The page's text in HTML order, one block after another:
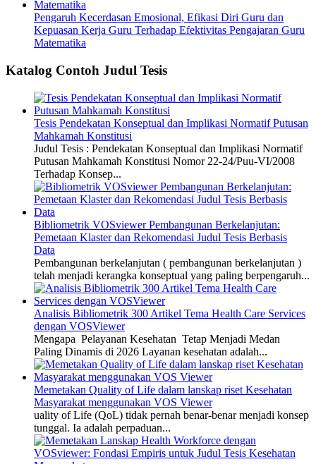
Pengaruh Kecerdasan Emosional, Efikasi Diri Guru dan
Kepuasan Kerja Guru Terhadap Efektivitas Pengajaran Guru
Matematika
Katalog Contoh Judul Tesis
Tesis Pendekatan Konseptual dan Implikasi Normatif Putusan
Mahkamah Konstitusi
Judul Tesis : Pendekatan Konseptual dan Implikasi Normatif
Putusan Mahkamah Konstitusi Nomor 22-24/Puu-VI/2008
Terhadap Konsep...
Bibliometrik VOSviewer Pembangunan Berkelanjutan:
Pemetaan Klaster dan Rekomendasi Judul Tesis Berbasis
Data
Pembangunan berkelanjutan ( pembangunan berkelanjutan )
telah menjadi kerangka konseptual yang paling berpengaruh...
Analisis Bibliometrik 300 Artikel Tema Health Care Services
dengan VOSViewer
Mengapa Pelayanan Kesehatan Tetap Menjadi Medan
Paling Dinamis di 2026 Layanan kesehatan adalah...
Memetakan Quality of Life dalam lanskap riset Kesehatan
Masyarakat menggunakan VOS Viewer
uality of Life (QoL) tidak pernah benar-benar menjadi konsep
tunggal. Ia adalah perpaduan...